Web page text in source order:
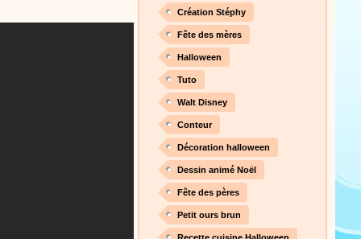
en chanson les
Création Stéphy
Fête des mères
Halloween
Tuto
Walt Disney
Conteur
Décoration halloween
Dessin animé Noël
Fête des pères
Petit ours brun